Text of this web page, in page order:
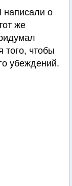
написали о
же
того, чтобы
убеждений.